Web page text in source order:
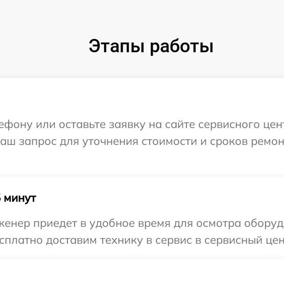
Этапы работы
или оставьте заявку на сайте сервисного
запрос для уточнения стоимости и сроков
приедет в удобное время для осмотра
доставим технику в сервис в сервисный